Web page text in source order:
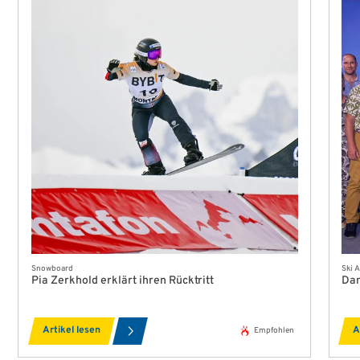
Snowboard
Pia Zerkhold erklärt ihren Rücktritt
Artikel lesen Empfohlen
Ski